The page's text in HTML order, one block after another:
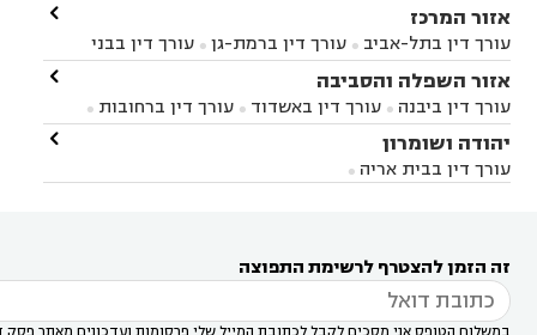
אזור המרכז
עורך דין בתל-אביב  עורך דין ברמת-גן 
עורך דין בבני
ברק עורך דין בפתח תקווה עורך דין בראשון לציון
עורך דין ברחובות עורך דין בנס ציונה
במודיעין
עורך דין בהרצליה עורך דין בחולון
עורך
דין בקרית אונו
אונו
עורך דין בבת ים
דין בשוהם 

אזור השפלה והסביבה
עורך דין ביבנה  עורך דין באשדוד  עורך דין ברחובות 
עורך דין בראשון לציון עורך דין במודיעין
עורך דין
בבאר יעקב
עורך דין בגדרה

יהודה ושומרון
עורך דין בבית אריה 

זה הזמן להצטרף לרשימת התפוצה